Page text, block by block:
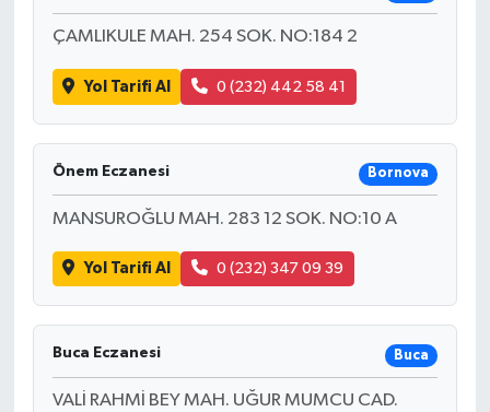
ÇAMLIKULE MAH. 254 SOK. NO:184 2
Yol Tarifi Al 0 (232) 442 58 41
Önem Eczanesi Bornova
MANSUROĞLU MAH. 283 12 SOK. NO:10 A
Yol Tarifi Al 0 (232) 347 09 39
Buca Eczanesi Buca
VALİ RAHMİ BEY MAH. UĞUR MUMCU CAD.